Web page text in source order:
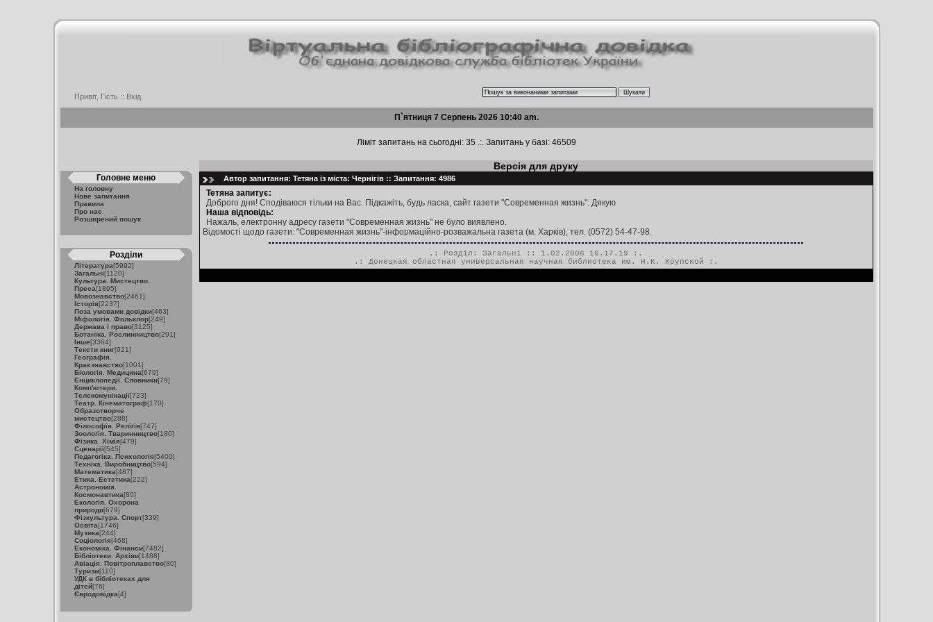
Привіт, Гість :: Вхід
П`ятниця 7 Серпень 2026 10:40 am.
Ліміт запитань на сьогодні: 35 .:. Запитань у базі: 46509
Головне меню
На головну
Нове запитання
Правила
Про нас
Розширений пошук
Розділи
Література[5992]
Загальні[1120]
Культура. Мистецтво.
Преса[1895]
Мовознавство[2461]
Історія[2237]
Поза умовами довідки[463]
Міфологія. Фольклор[249]
Держава і право[3125]
Ботаніка. Рослинництво[291]
Інше[3364]
Тексти книг[921]
Географія.
Краєзнавство[1001]
Біологія. Медицина[679]
Енциклопедії. Словники[79]
Комп'ютери.
Телекомунікації[723]
Театр. Кінематограф[170]
Образотворче
мистецтво[288]
Філософія. Релігія[747]
Зоологія. Тваринництво[180]
Фізика. Хімія[479]
Сценарії[545]
Педагогіка. Психологія[5400]
Техніка. Виробництво[594]
Математика[487]
Етика. Естетика[222]
Астрономія.
Космонавтика[80]
Екологія. Охорона
природи[679]
Фізкультура. Спорт[339]
Освіта[1746]
Музика[244]
Соціологія[468]
Економіка. Фінанси[7482]
Бібліотеки. Архіви[1488]
Авіація. Повітроплавство[80]
Туризм[110]
УДК в бібліотеках для
дітей[76]
Євродовідка[4]
Версія для друку
Автор запитання: Тетяна із міста: Чернігів :: Запитання: 4986
Тетяна запитує:
Доброго дня! Сподіваюся тільки на Вас. Підкажіть, будь ласка, сайт газети "Современная жизнь". Дякую
Наша відповідь:
Нажаль, електронну адресу газети "Современная жизнь" не було виявлено.
Відомості щодо газети: "Современная жизнь"-інформацiйно-розважальна газета (м. Харків), тел. (0572) 54-47-98.
.: Розділ: Загальні :: 1.02.2006 16.17.19 :.
.: Донецкая областная универсальная научная библиотека им. Н.К. Крупской :.